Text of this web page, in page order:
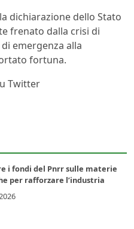
dichiarazione dello Stato
frenato dalla crisi di
emergenza alla
fortuna.
Twitter
i fondi del Pnrr sulle materie
per rafforzare l’industria